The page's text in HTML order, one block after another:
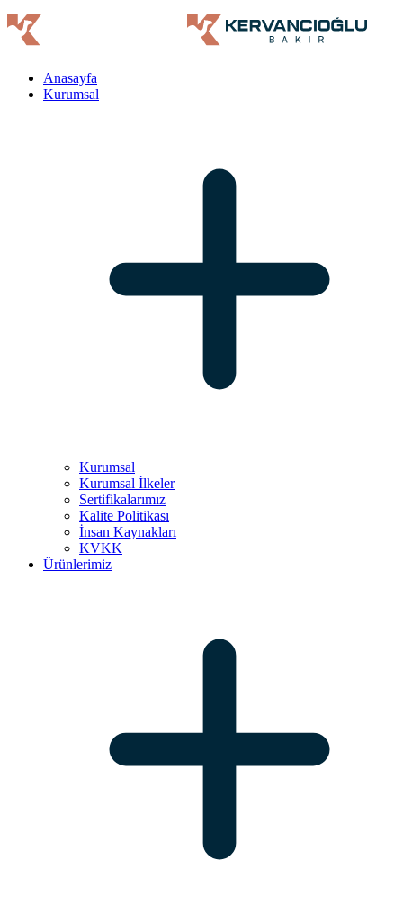
Anasayfa
Kurumsal
Kurumsal
Kurumsal İlkeler
Sertifikalarımız
Kalite Politikası
İnsan Kaynakları
KVKK
Ürünlerimiz